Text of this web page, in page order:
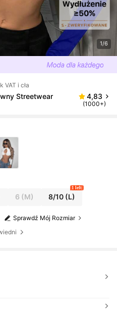
1/6
VAT i cła
Streetwear
4,83
(1000+)
6 (M) 8/10 (L)
1 left
Sprawdź Mój Rozmiar